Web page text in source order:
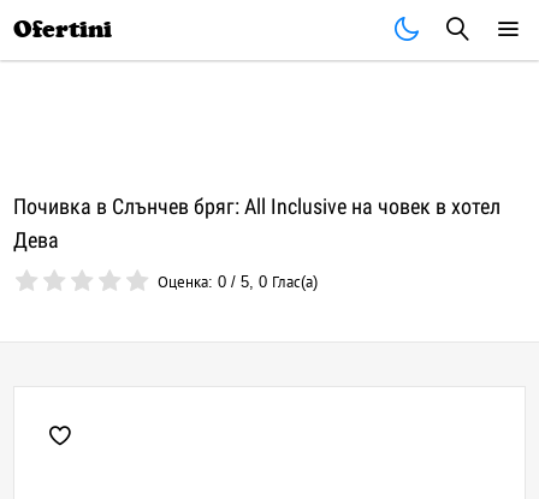
Ofertini
Почивка в Слънчев бряг: All Inclusive на човек в хотел
Дева
Оценка:0 /5,0 Глас(а)